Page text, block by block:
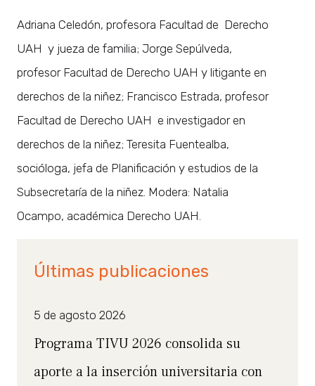
Adriana Celedón, profesora Facultad de Derecho
UAH y jueza de familia; Jorge Sepúlveda,
profesor Facultad de Derecho UAH y litigante en
derechos de la niñez; Francisco Estrada, profesor
Facultad de Derecho UAH e investigador en
derechos de la niñez; Teresita Fuentealba,
socióloga, jefa de Planificación y estudios de la
Subsecretaría de la niñez. Modera: Natalia
Ocampo, académica Derecho UAH.
Últimas publicaciones
5 de agosto 2026
Programa TIVU 2026 consolida su
aporte a la inserción universitaria con